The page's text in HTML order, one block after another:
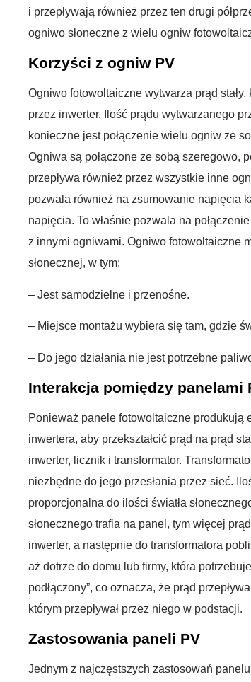
i przepływają również przez ten drugi
ogniwo słoneczne z wielu ogniw
Korzyści z ogniw PV
Ogniwo fotowoltaiczne wytwarza prąd
przez inwerter. Ilość prądu wytwarzanego
konieczne jest połączenie wielu ogniw ze
Ogniwa są połączone ze sobą szeregowo,
przepływa również przez wszystkie inne
pozwala również na zsumowanie napięcia
napięcia. To właśnie pozwala na
z innymi ogniwami. Ogniwo fotowoltaiczne
słonecznej, w tym:
– Jest samodzielne i przenośne.
– Miejsce montażu wybiera się tam, gdzie
– Do jego działania nie jest potrzebne
Interakcja pomiędzy panelami
Ponieważ panele fotowoltaiczne produkują
inwertera, aby przekształcić prąd na prąd
inwerter, licznik i transformator.
niezbędne do jego przesłania przez sieć.
proporcjonalna do ilości światła
słonecznego trafia na panel, tym więcej
inwerter, a następnie do transformatora
aż dotrze do domu lub firmy, która
podłączony”, co oznacza, że prąd
którym przepływał przez niego w podstacji.
Zastosowania paneli PV
Jednym z najczęstszych zastosowań